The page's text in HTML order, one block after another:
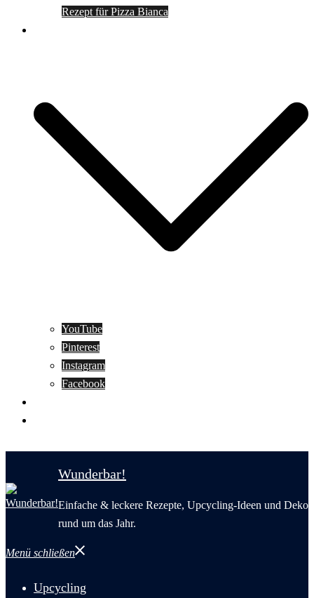
Rezept für Pizza Bianca
YouTube
Pinterest
Instagram
Facebook
Wunderbar!
Einfache & leckere Rezepte, Upcycling-Ideen und Deko
rund um das Jahr.
Menü schließen
Upcycling